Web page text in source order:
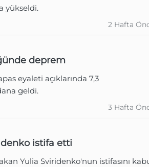
yükseldi.
2 Hafta
deprem
eyaleti açıklarında 7,3
geldi.
3 Hafta
istifa etti
Yulia Sviridenko'nun istifasını